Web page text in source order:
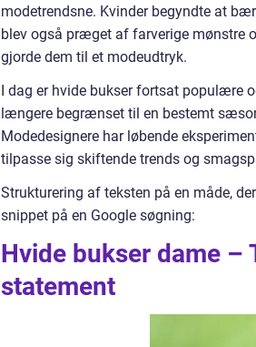
modetrendsne. Kvinder begyndte at
blev også præget af farverige mønstre
gjorde dem til et modeudtryk.
I dag er hvide bukser fortsat populære
længere begrænset til en bestemt
Modedesignere har løbende
tilpasse sig skiftende trends og
Strukturering af teksten på en måde,
snippet på en Google søgning:
Hvide bukser dame –
statement